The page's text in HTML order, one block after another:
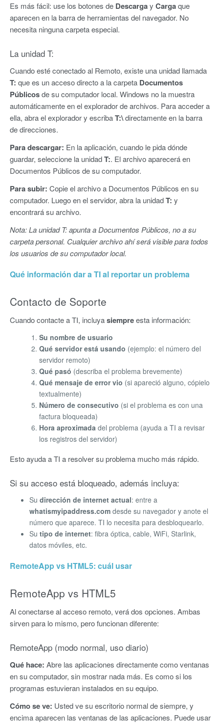
Es más fácil: use los botones de Descargay Cargaque
aparecen en la barra de herramientas del navegador. No
necesita ninguna carpeta especial.
La unidad T:
Cuando esté conectado al Remoto, existe una unidad llamada
T: que es un acceso directo a la carpeta Documentos
Públicosde su computador local. Windows no la muestra
automáticamente en el explorador de archivos. Para acceder a
ella, abra el explorador y escribaT:\directamente en la barra
de direcciones.
Para descargar: En la aplicación, cuando le pida dónde
guardar, seleccione la unidadT:. El archivo aparecerá en
Documentos Públicos de su computador.
Para subir: Copie el archivo a Documentos Públicos en su
computador. Luego en el servidor, abra la unidadT: y
encontrará su archivo.
Nota: La unidad T: apunta a Documentos Públicos, no a su
carpeta personal. Cualquier archivo ahí será visible para todos
los usuarios de su computador local.
Qué información dar a TI al reportar un problema
Contacto de Soporte
Cuando contacte a TI, incluyasiempreesta información:
Su nombre de usuario
Qué servidor está usando (ejemplo: el número del
servidor remoto)
Qué pasó (describa el problema brevemente)
Qué mensaje de error vio (si apareció alguno, cópielo
textualmente)
Número de consecutivo (si el problema es con una
factura bloqueada)
Hora aproximada del problema (ayuda a TI a revisar
los registros del servidor)
Esto ayuda a TI a resolver su problema mucho más rápido.
Si su acceso está bloqueado, además incluya:
Su dirección de internet actual: entre a
whatismyipaddress.com desde su navegador y anote el
número que aparece. TI lo necesita para desbloquearlo.
Su tipo de internet: fibra óptica, cable, WiFi, Starlink,
datos móviles, etc.
RemoteApp vs HTML5: cuál usar
RemoteApp vs HTML5
Al conectarse al acceso remoto, verá dos opciones. Ambas
sirven para lo mismo, pero funcionan diferente:
RemoteApp (modo normal, uso diario)
Qué hace: Abre las aplicaciones directamente como ventanas
en su computador, sin mostrar nada más. Es como si los
programas estuvieran instalados en su equipo.
Cómo se ve: Usted ve su escritorio normal de siempre, y
encima aparecen las ventanas de las aplicaciones. Puede usar